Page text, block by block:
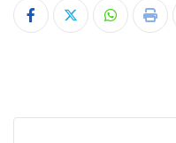
Whatsapp
Print